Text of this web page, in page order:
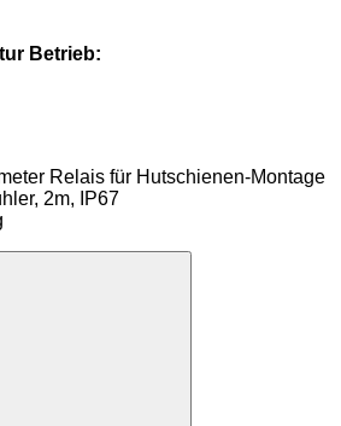
Betrieb:
Relais für Hutschienen-Montage
2m, IP67